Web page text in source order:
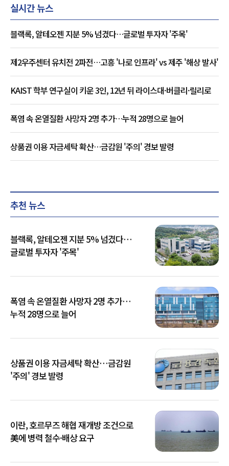
실시간 뉴스
블랙록, 알테오젠 지분 5% 넘겼다…글로벌 투자자 '주목'
제2우주센터 유치전 2파전…고흥 '나로 인프라' vs 제주 '해상 발사'
KAIST 학부 연구실이 키운 3인, 12년 뒤 라이스대·버클리·릴리로
폭염 속 온열질환 사망자 2명 추가…누적 28명으로 늘어
상품권 이용 자금세탁 확산…금감원 '주의' 경보 발령
추천 뉴스
블랙록, 알테오젠 지분 5% 넘겼다…
글로벌 투자자 '주목'
폭염 속 온열질환 사망자 2명 추가…
누적 28명으로 늘어
상품권 이용 자금세탁 확산…금감원
'주의' 경보 발령
이란, 호르무즈 해협 재개방 조건으로
美에 병력 철수·배상 요구